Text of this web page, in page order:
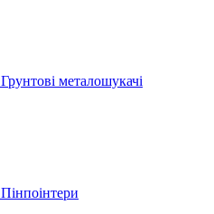
Грунтові металошукачі
Пінпоінтери